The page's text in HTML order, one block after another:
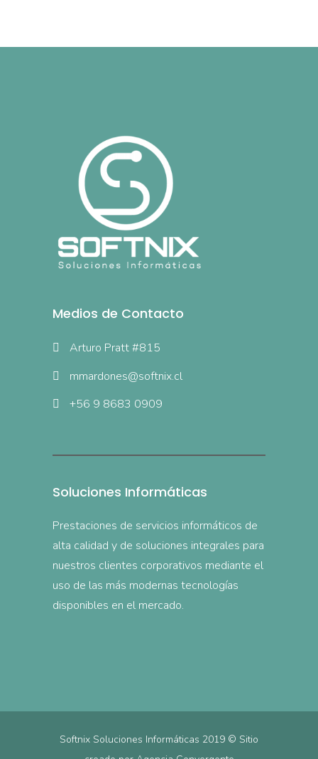
Medios de Contacto
Arturo Pratt #815
mmardones@softnix.cl
+56 9 8683 0909
Soluciones Informáticas
Prestaciones de servicios informáticos de
alta calidad y de soluciones integrales para
nuestros clientes corporativos mediante el
uso de las más modernas tecnologías
disponibles en el mercado.
Softnix Soluciones Informáticas 2019 © Sitio